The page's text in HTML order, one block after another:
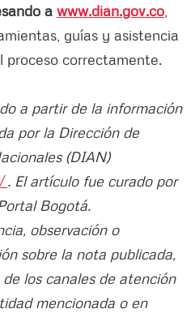
a www.dian.gov.co
guías y asistencia
correctamente.
a partir de la información
por la Dirección de
(DIAN)
. El artículo fue curado por
Bogotá.
observación o
sobre la nota publicada,
los canales de atención
mencionada o en